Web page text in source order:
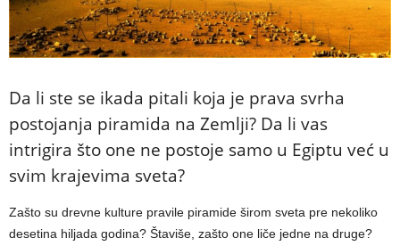
Da li ste se ikada pitali koja je prava svrha
postojanja piramida na Zemlji? Da li vas
intrigira što one ne postoje samo u Egiptu već u
svim krajevima sveta?
Zašto su drevne kulture pravile piramide širom sveta pre nekoliko
desetina hiljada godina? Štaviše, zašto one liče jedne na druge?